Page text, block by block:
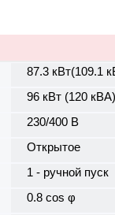
87.3 кВт(109.1
96 кВт (120 кВА)
230/400 В
Открытое
1 - ручной пуск
0.8 cos φ